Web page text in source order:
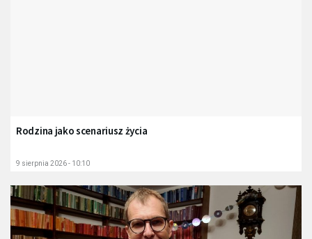
Rodzina jako scenariusz życia
9 sierpnia 2026 - 10:10